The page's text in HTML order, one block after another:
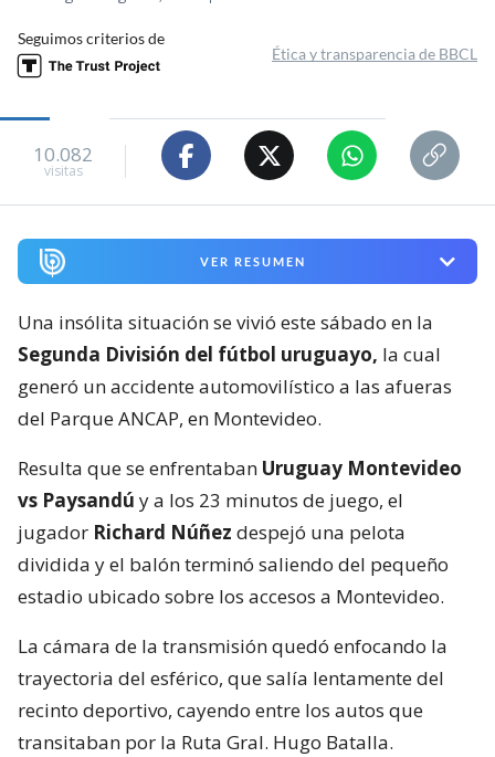
Seguimos criterios de
Ética y transparencia de BBCL
10.082
visitas
VER RESUMEN
Una insólita situación se vivió este sábado en la
Segunda División del fútbol uruguayo, la cual
generó un accidente automovilístico a las afueras
del Parque ANCAP, en Montevideo.
Resulta que se enfrentaban Uruguay Montevideo
vs Paysandú y a los 23 minutos de juego, el
jugador Richard Núñez despejó una pelota
dividida y el balón terminó saliendo del pequeño
estadio ubicado sobre los accesos a Montevideo.
La cámara de la transmisión quedó enfocando la
trayectoria del esférico, que salía lentamente del
recinto deportivo, cayendo entre los autos que
transitaban por la Ruta Gral. Hugo Batalla.